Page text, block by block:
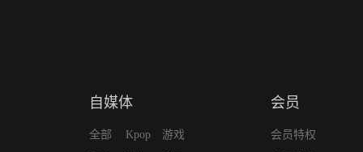
自媒体
全部
Kpop
游戏
会员
会员特权